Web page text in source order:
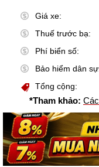
Giá xe:
Thuế trước bạ:
Phí biển số:
Bảo hiểm dân
Tổng cộng:
*Tham khảo: